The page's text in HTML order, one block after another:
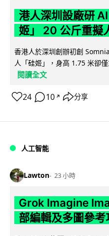
港人深圳設廠研
姬」 20 公斤重擬
香港人於深圳創辦初創
人「硅姬」，身高 1.75 米卻
閱讀全文
24 10 ↗ 分享
人工智能
Lawton 23 小時
Grok Imagine
部編輯及多圖參考